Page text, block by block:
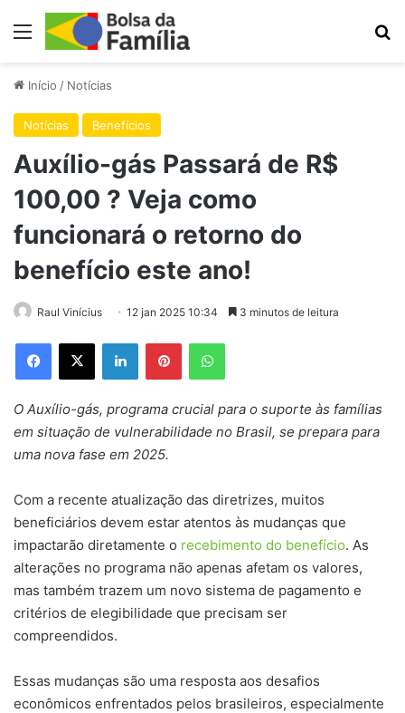
Menu
Início / Notícias
Notícias Benefícios
Auxílio-gás Passará de R$
100,00 ? Veja como
funcionará o retorno do
benefício este ano!
Raul Vinícius 12 jan 2025 10:34 3 minutos de leitura
Facebook
X LinkedinPinterestWhatsApp
O Auxílio-gás, programa crucial para o suporte às famílias
em situação de vulnerabilidade no Brasil, se prepara para
uma nova fase em 2025.
Com a recente atualização das diretrizes, muitos
beneficiários devem estar atentos às mudanças que
impactarão diretamente o recebimento do benefício. As
alterações no programa não apenas afetam os valores,
mas também trazem um novo sistema de pagamento e
critérios de elegibilidade que precisam ser
compreendidos.
Essas mudanças são uma resposta aos desafios
econômicos enfrentados pelos brasileiros, especialmente